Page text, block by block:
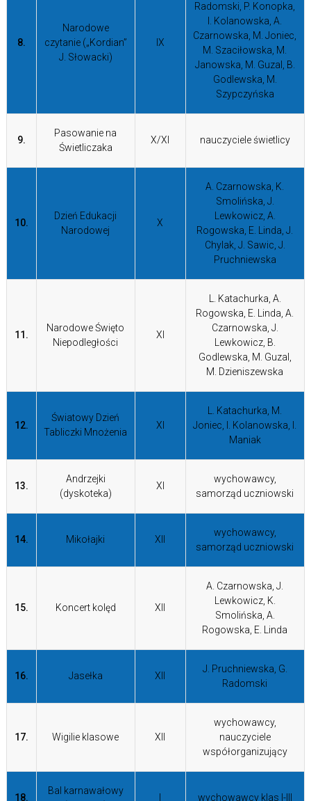
8.
Narodowe
czytanie („Kordian”
J. Słowacki)
IX
Radomski, P. Konopka,
I. Kolanowska, A.
Czarnowska, M. Joniec,
M. Szaciłowska, M.
Janowska, M. Guzal, B.
Godlewska, M.
Szypczyńska
9.
Pasowanie na
Świetliczaka
X/XI nauczyciele świetlicy
10.
Dzień Edukacji
Narodowej
X
A. Czarnowska, K.
Smolińska, J.
Lewkowicz, A.
Rogowska, E. Linda, J.
Chylak, J. Sawic, J.
Pruchniewska
11.
Narodowe Święto
Niepodległości
XI
L. Katachurka, A.
Rogowska, E. Linda, A.
Czarnowska, J.
Lewkowicz, B.
Godlewska, M. Guzal,
M. Dzieniszewska
12.
Światowy Dzień
Tabliczki Mnożenia
XI
L. Katachurka, M.
Joniec, I. Kolanowska, I.
Maniak
13.
Andrzejki
(dyskoteka)
XI
wychowawcy,
samorząd uczniowski
14. Mikołajki XII
wychowawcy,
samorząd uczniowski
15. Koncert kolęd XII
A. Czarnowska, J.
Lewkowicz, K.
Smolińska, A.
Rogowska, E. Linda
16. Jasełka XII
J. Pruchniewska, G.
Radomski
17. Wigilie klasowe XII
wychowawcy,
nauczyciele
współorganizujący
18.
Bal karnawałowy
wychowawcy klas I-III